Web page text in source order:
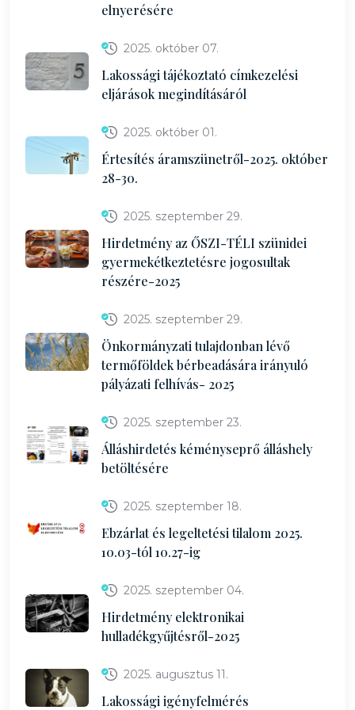
elnyerésére
2025. október 07.
Lakossági tájékoztató címkezelési
eljárások megindításáról
2025. október 01.
Értesítés áramszünetről-2025. október
28-30.
2025. szeptember 29.
Hirdetmény az ŐSZI-TÉLI szünidei
gyermekétkeztetésre jogosultak
részére-2025
2025. szeptember 29.
Önkormányzati tulajdonban lévő
termőföldek bérbeadására irányuló
pályázati felhívás- 2025
2025. szeptember 23.
Álláshirdetés kéményseprő álláshely
betöltésére
2025. szeptember 18.
Ebzárlat és legeltetési tilalom 2025.
10.03-tól 10.27-ig
2025. szeptember 04.
Hirdetmény elektronikai
hulladékgyűjtésről-2025
2025. augusztus 11.
Lakossági igényfelmérés